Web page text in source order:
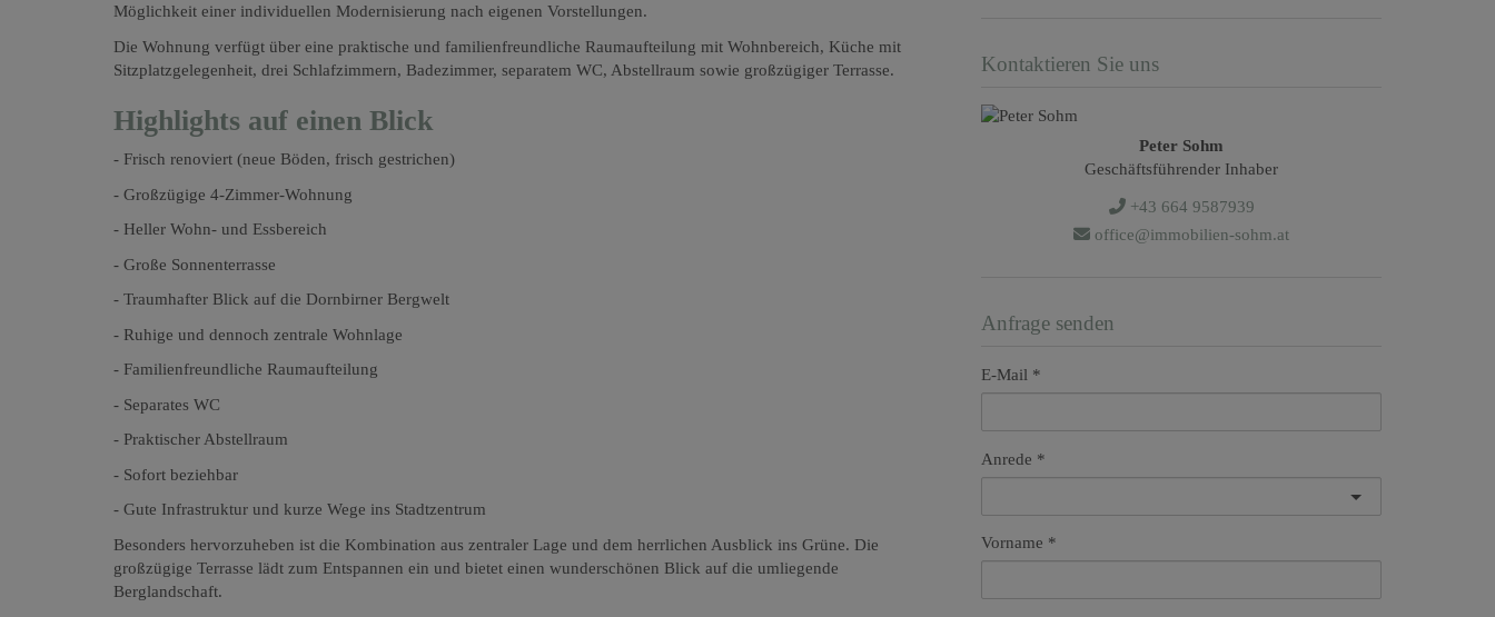
Möglichkeit einer individuellen Modernisierung nach eigenen Vorstellungen.
Die Wohnung verfügt über eine praktische und familienfreundliche Raumaufteilung mit Wohnbereich, Küche mit
Sitzplatzgelegenheit, drei Schlafzimmern, Badezimmer, separatem WC, Abstellraum sowie großzügiger Terrasse.
Highlights auf einen Blick
- Frisch renoviert (neue Böden, frisch gestrichen)
- Großzügige 4-Zimmer-Wohnung
- Heller Wohn- und Essbereich
- Große Sonnenterrasse
- Traumhafter Blick auf die Dornbirner Bergwelt
- Ruhige und dennoch zentrale Wohnlage
- Familienfreundliche Raumaufteilung
- Separates WC
- Praktischer Abstellraum
- Sofort beziehbar
- Gute Infrastruktur und kurze Wege ins Stadtzentrum
Besonders hervorzuheben ist die Kombination aus zentraler Lage und dem herrlichen Ausblick ins Grüne. Die
großzügige Terrasse lädt zum Entspannen ein und bietet einen wunderschönen Blick auf die umliegende
Berglandschaft.
Kontaktieren Sie uns
Peter Sohm
Geschäftsführender Inhaber
+43 664 9587939
office@immobilien-sohm.at
Anfrage senden
E-Mail
Anrede
Vorname